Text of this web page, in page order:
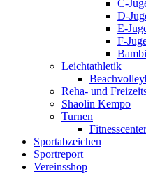
C-
D-
E-
F-
Leichtathletik
Reha- und
Shaolin Kempo
Turnen
Fitnesscenter
Sportabzeichen
Sportreport
Vereinsshop